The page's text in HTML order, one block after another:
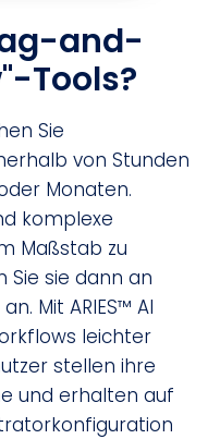
and-
Tools?
Sie
von Stunden
Monaten.
komplexe
Maßstab zu
Sie sie dann an
Mit ARIES™ AI
leichter
stellen ihre
und erhalten auf